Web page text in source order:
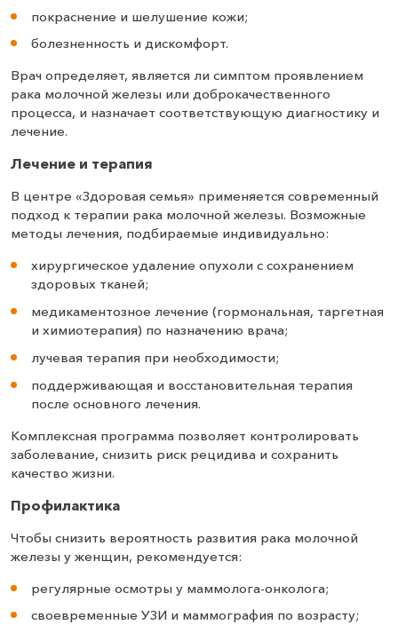
покраснение и шелушение кожи;
болезненность и дискомфорт.
Врач определяет, является ли симптом проявлением
рака молочной железы или доброкачественного
процесса, и назначает соответствующую диагностику и
лечение.
Лечение и терапия
В центре «Здоровая семья» применяется современный
подход к терапии рака молочной железы. Возможные
методы лечения, подбираемые индивидуально:
хирургическое удаление опухоли с сохранением
здоровых тканей;
медикаментозное лечение (гормональная, таргетная
и химиотерапия) по назначению врача;
лучевая терапия при необходимости;
поддерживающая и восстановительная терапия
после основного лечения.
Комплексная программа позволяет контролировать
заболевание, снизить риск рецидива и сохранить
качество жизни.
Профилактика
Чтобы снизить вероятность развития рака молочной
железы у женщин, рекомендуется:
регулярные осмотры у маммолога-онколога;
своевременные УЗИ и маммография по возрасту;